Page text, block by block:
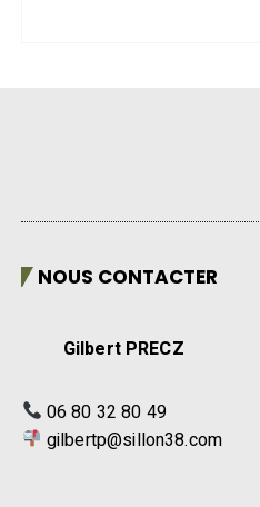
NOUS CONTACTER
Gilbert PRECZ
06 80 32 80 49
gilbertp@sillon38.com